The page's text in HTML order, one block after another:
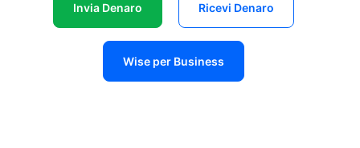
Invia Denaro Ricevi Denaro
Wise per Business